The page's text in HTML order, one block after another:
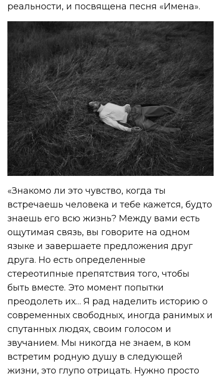
реальности, и посвящена песня «Имена».
«Знакомо ли это чувство, когда ты
встречаешь человека и тебе кажется, будто
знаешь его всю жизнь? Между вами есть
ощутимая связь, вы говорите на одном
языке и завершаете предложения друг
друга. Но есть определенные
стереотипные препятствия того, чтобы
быть вместе. Это момент попытки
преодолеть их… Я рад наделить историю о
современных свободных, иногда ранимых и
спутанных людях, своим голосом и
звучанием. Мы никогда не знаем, в ком
встретим родную душу в следующей
жизни, это глупо отрицать. Нужно просто